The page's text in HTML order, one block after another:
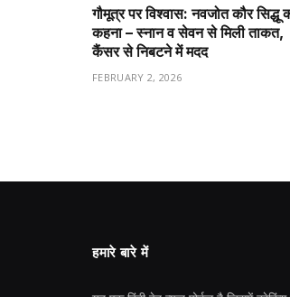
गौमूत्र पर विश्वास: नवजोत कौर सिद्धू
कहना – स्नान व सेवन से मिली ताकत,
कैंसर से निबटने में मदद
FEBRUARY 2, 2026
हमारे बारे में